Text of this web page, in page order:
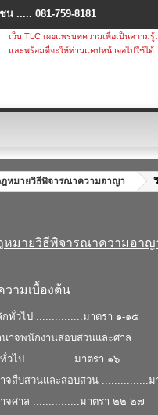
..... 081-759-8181
เว็บ TLC เผยแพร่บทความเพื่อเป็นความ
และพร้อมที่จะให้ท่านแคปหน้าจอไปใช้ได้
ฎหมายวิธีพิจารณาความอาญา
หมายวิธีพิจารณาความอาญ
ามเบื้องต้น
ทั่วไป ...............มาตรา ๑-๑๕
าจพนักงานสอบสวนและศาล
วไป ...............มาตรา ๑๖
จสืบสวนและสอบสวน ...............ม
จศาล ...............มาตรา ๒๒-๒๗